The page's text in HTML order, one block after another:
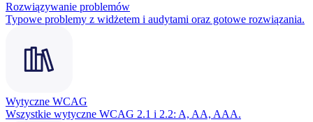
Rozwiązywanie problemów
Typowe problemy z widżetem i audytami oraz gotowe rozwiązania.
Wytyczne WCAG
Wszystkie wytyczne WCAG 2.1 i 2.2: A, AA, AAA.